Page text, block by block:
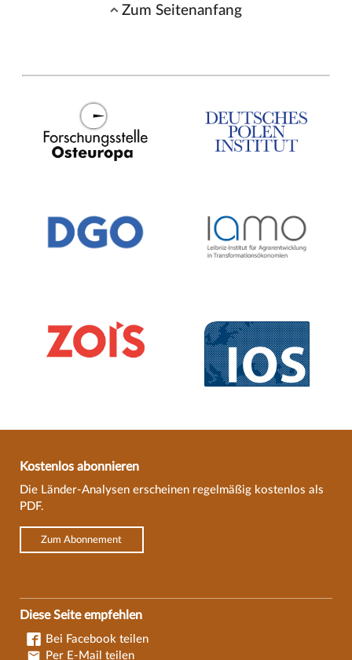
Zum Seitenanfang
Kostenlos abonnieren
Die Länder-Analysen erscheinen regelmäßig kostenlos als
PDF.
Zum Abonnement
Diese Seite empfehlen
Bei Facebook teilen
Per E-Mail teilen